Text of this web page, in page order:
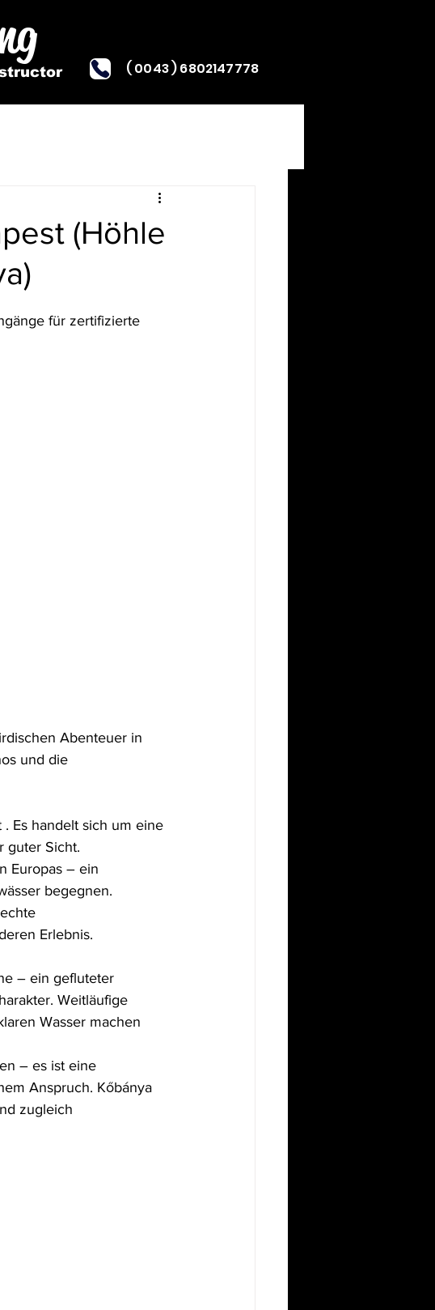
( 0043 ) 6802147778
(Höhle
für zertifizierte
Abenteuer in
und die
Es handelt sich um eine
guter Sicht.
Europas – ein
begegnen.
Erlebnis.
– ein gefluteter
Weitläufige
Wasser machen
– es ist eine
Anspruch. Kőbánya
zugleich